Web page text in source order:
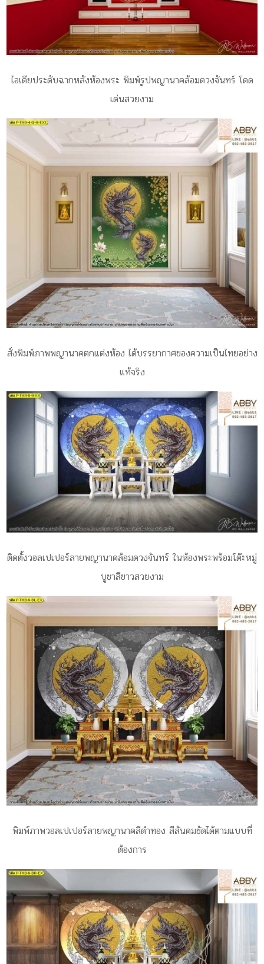
ไอเดียประดับฉากหลังห้องพระ พิมพ์รูปพญานาคล้อมดวงจันทร์ โดด
เด่นสวยงาม
สั่งพิมพ์ภาพพญานาคตกแต่งห้อง ได้บรรยากาศของความเป็นไทยอย่าง
แท้จริง
ติดตั้งวอลเปเปอร์ลายพญานาคล้อมดวงจันทร์ ในห้องพระพร้อมโต๊ะหมู่
บูชาสีขาวสวยงาม
พิมพ์ภาพวอลเปเปอร์ลายพญานาคสีดำทอง สีสันคมชัดได้ตามแบบที่
ต้องการ